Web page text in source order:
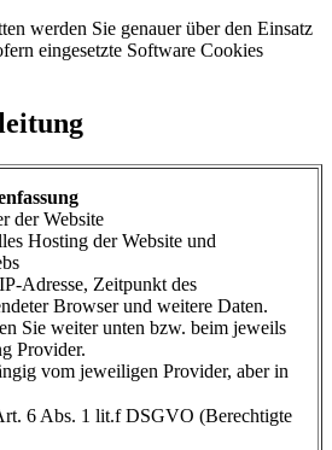
werden Sie genauer über den Einsatz
eingesetzte Software Cookies
der Website
Hosting der Website und
Adresse, Zeitpunkt des
Browser und weitere Daten.
Sie weiter unten bzw. beim jeweils
Provider.
vom jeweiligen Provider, aber in
6 Abs. 1 lit.f DSGVO (Berechtigte